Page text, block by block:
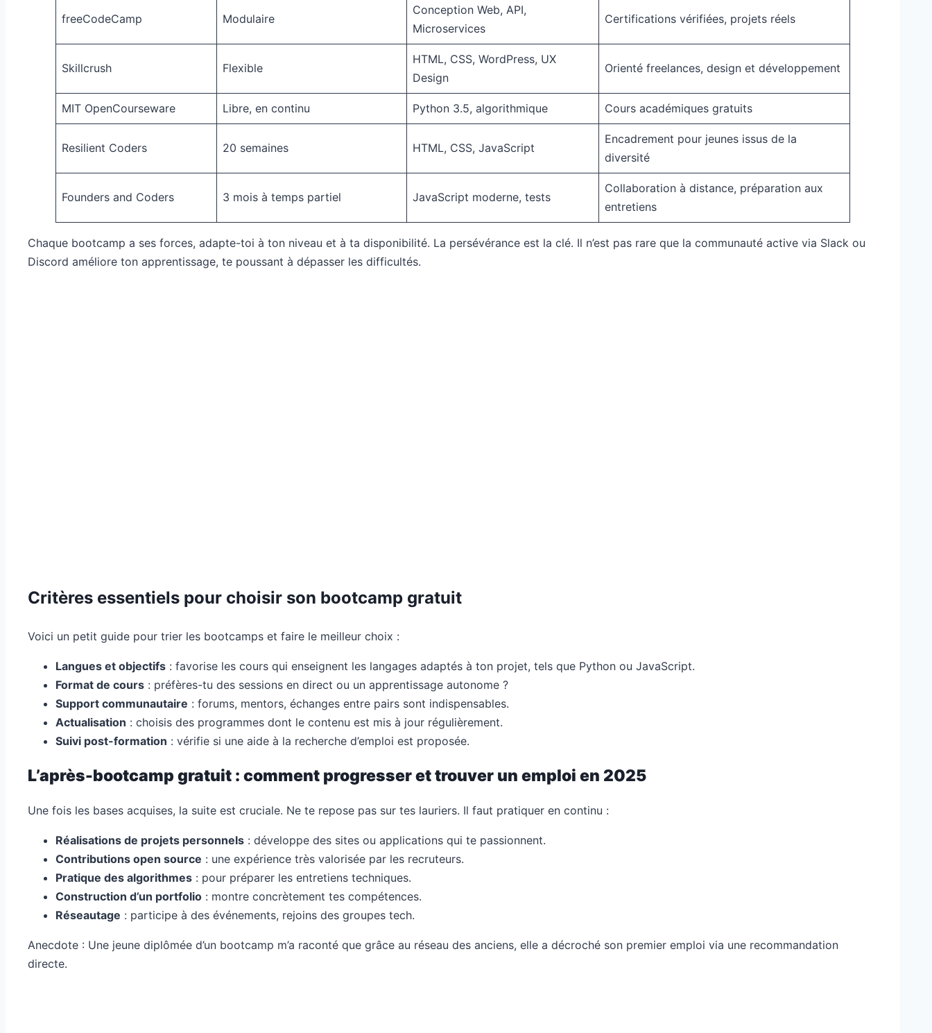
freeCodeCamp Modulaire
Conception Web, API,
Microservices
Certifications vérifiées, projets réels
Skillcrush Flexible
HTML, CSS, WordPress, UX
Design
Orienté freelances, design et développement
MIT OpenCourseware Libre, en continu Python 3.5, algorithmique Cours académiques gratuits
Resilient Coders 20 semaines HTML, CSS, JavaScript
Encadrement pour jeunes issus de la
diversité
Founders and Coders 3 mois à temps partiel JavaScript moderne, tests
Collaboration à distance, préparation aux
entretiens
Chaque bootcamp a ses forces, adapte-toi à ton niveau et à ta disponibilité. La persévérance est la clé. Il n’est pas rare que la communauté active via Slack ou
Discord améliore ton apprentissage, te poussant à dépasser les difficultés.
Critères essentiels pour choisir son bootcamp gratuit
Voici un petit guide pour trier les bootcamps et faire le meilleur choix :
Langues et objectifs : favorise les cours qui enseignent les langages adaptés à ton projet, tels que Python ou JavaScript.
Format de cours : préfères-tu des sessions en direct ou un apprentissage autonome ?
Support communautaire : forums, mentors, échanges entre pairs sont indispensables.
Actualisation : choisis des programmes dont le contenu est mis à jour régulièrement.
Suivi post-formation : vérifie si une aide à la recherche d’emploi est proposée.
L’après-bootcamp gratuit : comment progresser et trouver un emploi en 2025
Une fois les bases acquises, la suite est cruciale. Ne te repose pas sur tes lauriers. Il faut pratiquer en continu :
Réalisations de projets personnels : développe des sites ou applications qui te passionnent.
Contributions open source : une expérience très valorisée par les recruteurs.
Pratique des algorithmes : pour préparer les entretiens techniques.
Construction d’un portfolio : montre concrètement tes compétences.
Réseautage : participe à des événements, rejoins des groupes tech.
Anecdote : Une jeune diplômée d’un bootcamp m’a raconté que grâce au réseau des anciens, elle a décroché son premier emploi via une recommandation
directe.